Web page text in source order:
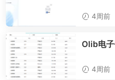
4周前
Olib电
4周前